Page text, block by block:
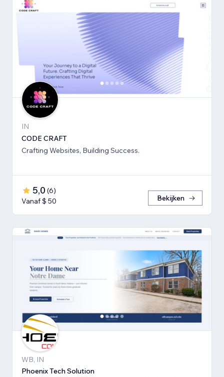
IN
CODE CRAFT
Crafting Websites, Building Success.
5,0 (6)
Vanaf $ 50
Bekijken
WB, IN
Phoenix Tech Solution